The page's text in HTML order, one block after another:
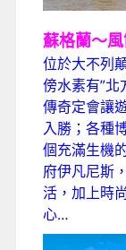
蘇格蘭～
位於大不列
傍水素有”北
傳奇定會讓
入勝；各種
個充滿生機
府伊凡尼斯
活，加上時
心…